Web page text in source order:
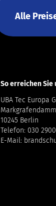
Für weitere
Alle
So erreichen Sie
UBA Tec Europa
10245 Berlin
Telefon: 030
E-Mail: